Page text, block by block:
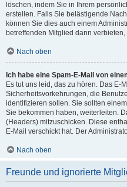
löschen, indem Sie in Ihrem
erstellen. Falls Sie belästigende
können Sie dies auch einem
betreffenden Mitglied dann
Nach oben
Ich habe eine Spam-E-Mail von
Es tut uns leid, das zu hören. Das E-
Sicherheitsvorkehrungen, die
identifizieren sollen. Sie sollten
Sie bekommen haben, weiterleiten.
(Headers) mitzuschicken. Diese
E-Mail verschickt hat. Der
Nach oben
Freunde und ignorierte